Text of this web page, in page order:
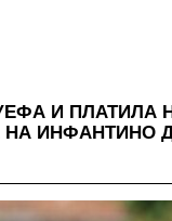
УЕФА И ПЛАТИЛА
ИНФАНТИНО